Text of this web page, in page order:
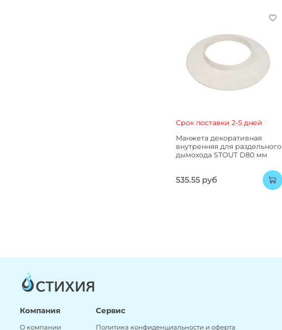
Срок поставки 2-5 дней
Манжета декоративная
внутренняя для раздельного
дымохода STOUT D80 мм
535.55 руб
Компания
О компании
Сервис
Политика конфиденциальности и оферта